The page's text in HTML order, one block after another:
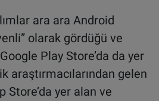
ara ara Android
olarak gördüğü ve
Play Store’da da yer
araştırmacılarından gelen
Store’da yer alan ve